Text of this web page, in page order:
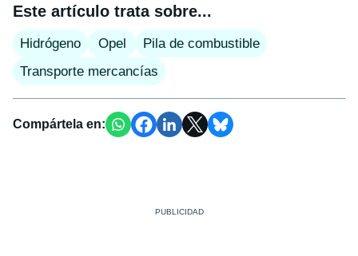
Este artículo trata sobre...
Hidrógeno Opel
Pila de combustible
Transporte mercancías
Compártela en: